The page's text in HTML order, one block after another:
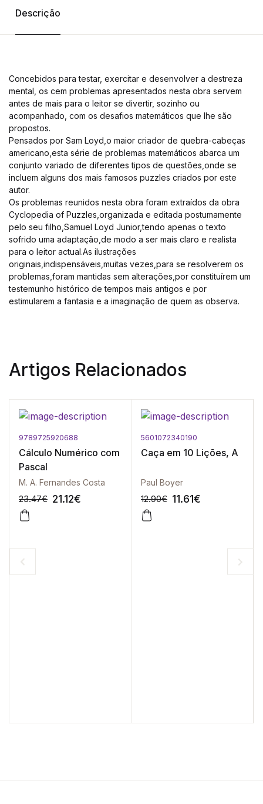
Descrição
Concebidos para testar, exercitar e desenvolver a destreza
mental, os cem problemas apresentados nesta obra servem
antes de mais para o leitor se divertir, sozinho ou
acompanhado, com os desafios matemáticos que lhe são
propostos.
Pensados por Sam Loyd,o maior criador de quebra-cabeças
americano,esta série de problemas matemáticos abarca um
conjunto variado de diferentes tipos de questões,onde se
incluem alguns dos mais famosos puzzles criados por este
autor.
Os problemas reunidos nesta obra foram extraídos da obra
Cyclopedia of Puzzles,organizada e editada postumamente
pelo seu filho,Samuel Loyd Junior,tendo apenas o texto
sofrido uma adaptação,de modo a ser mais claro e realista
para o leitor actual.As ilustrações
originais,indispensáveis,muitas vezes,para se resolverem os
problemas,foram mantidas sem alterações,por constituírem um
testemunho histórico de tempos mais antigos e por
estimularem a fantasia e a imaginação de quem as observa.
Artigos Relacionados
9789725920688
Cálculo Numérico com
Pascal
M. A. Fernandes Costa
23.47€ 21.12€
-10%
5601072340190
Caça em 10 Lições, A
Paul Boyer
12.90€ 11.61€